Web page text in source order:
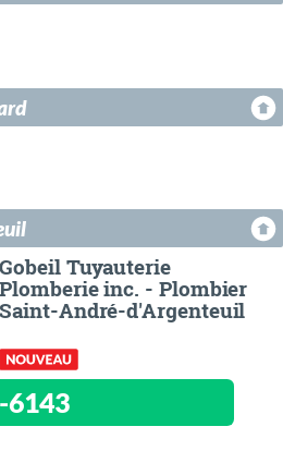
Gobeil Tuyauterie
Plomberie inc. - Plombier
Saint-André-d'Argenteuil
6143